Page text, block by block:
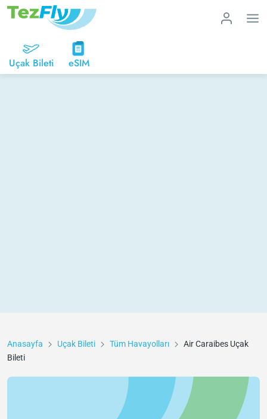
Uçak Bileti eSIM
Anasayfa Uçak Bileti Tüm Havayolları Air Caraibes Uçak
Bileti